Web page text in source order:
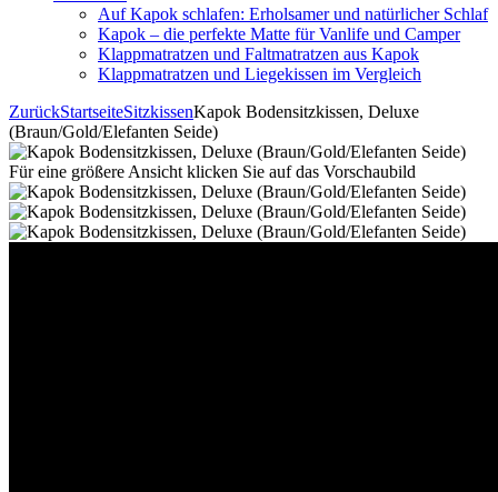
Auf Kapok schlafen: Erholsamer und natürlicher Schlaf
Kapok – die perfekte Matte für Vanlife und Camper
Klappmatratzen und Faltmatratzen aus Kapok
Klappmatratzen und Liegekissen im Vergleich
ZurückStartseiteSitzkissenKapok Bodensitzkissen, Deluxe
(Braun/Gold/Elefanten Seide)
Für eine größere Ansicht klicken Sie auf das Vorschaubild